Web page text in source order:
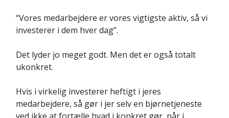
“Vores medarbejdere er vores vigtigste aktiv, så vi
investerer i dem hver dag”.
Det lyder jo meget godt. Men det er også totalt
ukonkret.
Hvis i virkelig investerer heftigt i jeres
medarbejdere, så gør i jer selv en bjørnetjeneste